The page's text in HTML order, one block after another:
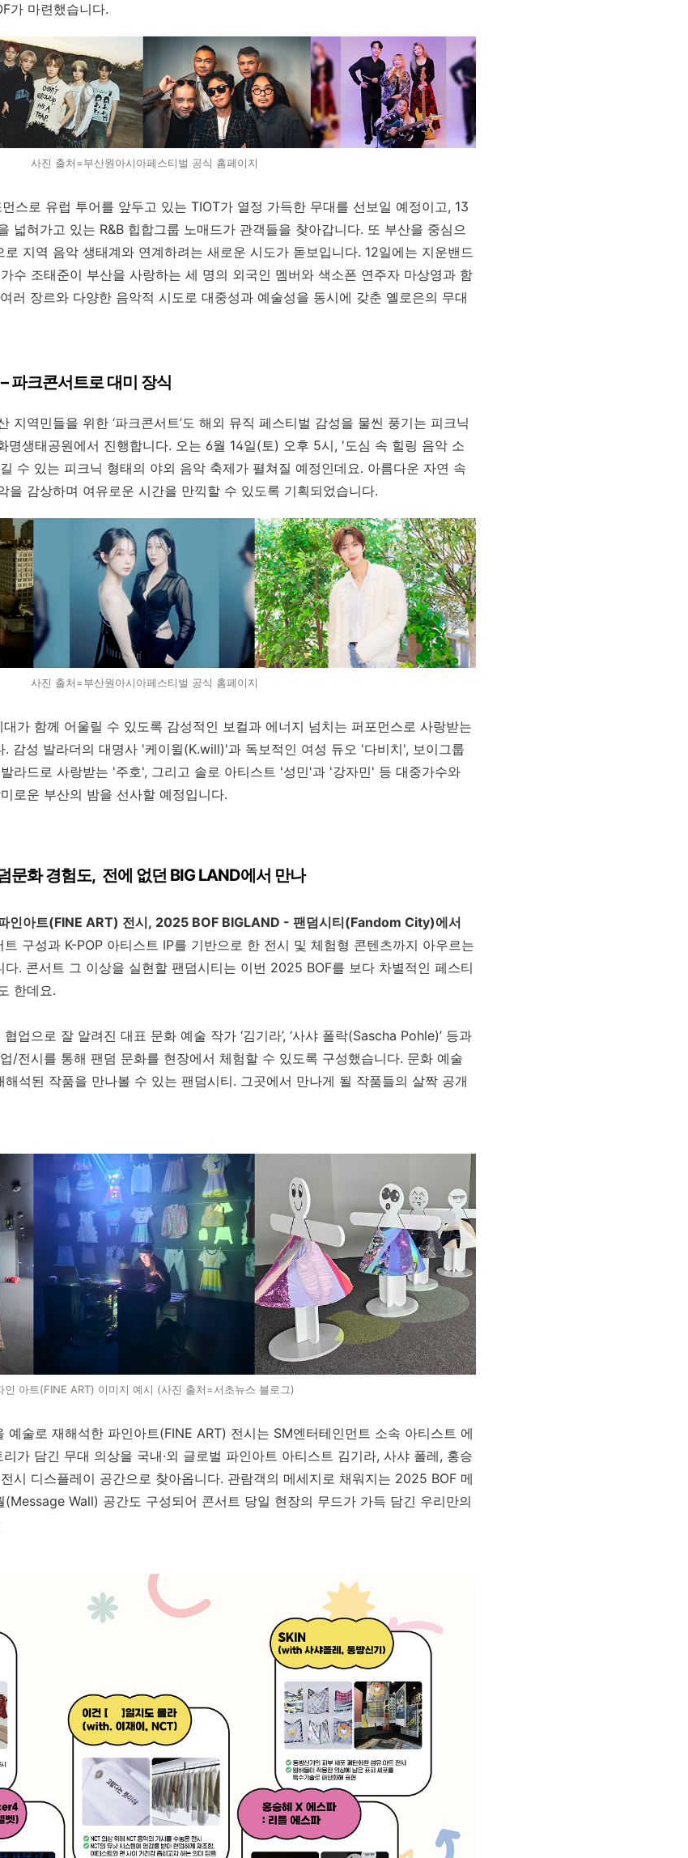
가 마련했습니다.
사진 출처=부산원아시아페스티벌 공식 홈페이지
스로 유럽 투어를 앞두고 있는 TIOT가 열정 가득한 무대를 선보일 예정이고, 13
넓혀가고 있는 R&B 힙합그룹 노매드가 관객들을 찾아갑니다. 또 부산을 중심으
지역 음악 생태계와 연계하려는 새로운 시도가 돋보입니다. 12일에는 지운밴드
수 조태준이 부산을 사랑하는 세 명의 외국인 멤버와 색소폰 연주자 마상영과 함
러 장르와 다양한 음악적 시도로 대중성과 예술성을 동시에 갖춘 옐로은의 무대
– 파크콘서트로 대미 장식
지역민들을 위한 ‘파크콘서트’도 해외 뮤직 페스티벌 감성을 물씬 풍기는 피크닉
명생태공원에서 진행합니다. 오는 6월 14일(토) 오후 5시, '도심 속 힐링 음악 소
수 있는 피크닉 형태의 야외 음악 축제가 펼쳐질 예정인데요. 아름다운 자연 속
을 감상하며 여유로운 시간을 만끽할 수 있도록 기획되었습니다.
사진 출처=부산원아시아페스티벌 공식 홈페이지
가 함께 어울릴 수 있도록 감성적인 보컬과 에너지 넘치는 퍼포먼스로 사랑받는
. 감성 발라더의 대명사 '케이윌(K.will)'과 독보적인 여성 듀오 '다비치', 보이그룹
라드로 사랑받는 '주호', 그리고 솔로 아티스트 '성민'과 '강자민' 등 대중가수와
로운 부산의 밤을 선사할 예정입니다.
문화 경험도, 전에 없던 BIG LAND에서 만나
인아트(FINE ART) 전시, 2025 BOF BIGLAND - 팬덤시티(Fandom City)에서
트 구성과 K-POP 아티스트 IP를 기반으로 한 전시 및 체험형 콘텐츠까지 아우르는
. 콘서트 그 이상을 실현할 팬덤시티는 이번 2025 BOF를 보다 차별적인 페스티
한데요.
업으로 잘 알려진 대표 문화 예술 작가 ‘김기라’, ‘사샤 폴락(Sascha Pohle)’ 등과
/전시를 통해 팬덤 문화를 현장에서 체험할 수 있도록 구성했습니다. 문화 예술
석된 작품을 만나볼 수 있는 팬덤시티. 그곳에서 만나게 될 작품들의 살짝 공개
인 아트(FINE ART) 이미지 예시 (사진 출처=서초뉴스 블로그)
예술로 재해석한 파인아트(FINE ART) 전시는 SM엔터테인먼트 소속 아티스트 에
가 담긴 무대 의상을 국내·외 글로벌 파인아트 아티스트 김기라, 사샤 폴레, 홍승
시 디스플레이 공간으로 찾아옵니다. 관람객의 메세지로 채워지는 2025 BOF 메
(Message Wall) 공간도 구성되어 콘서트 당일 현장의 무드가 가득 담긴 우리만의